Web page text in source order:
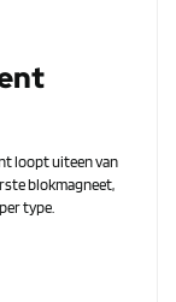
loopt uiteen van
blokmagneet,
type.